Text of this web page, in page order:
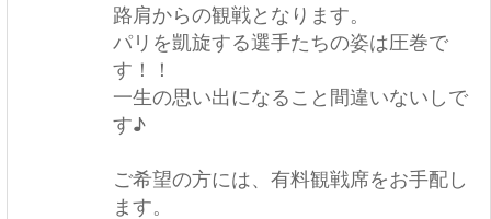
路肩からの観戦となります。
パリを凱旋する選手たちの姿は圧巻で
す！！
一生の思い出になること間違いないしで
す♪
ご希望の方には、有料観戦席をお手配し
ます。